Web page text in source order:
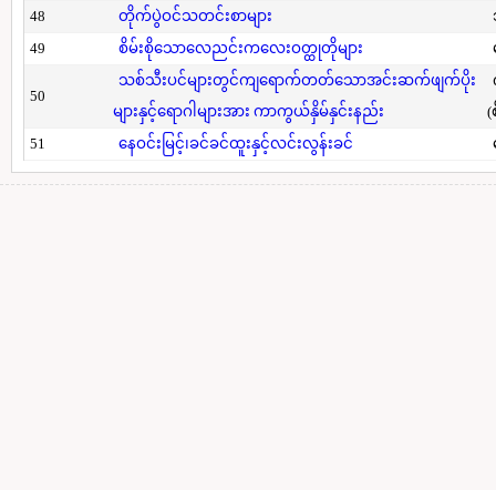
48 တိုက်ပွဲဝင်သတင်းစာများ
49
စိမ်းစိုသောလေညင်းကလေးဝတ္ထုတိုများ
50
သစ်သီးပင်များတွင်ကျရောက်တတ်သောအင်းဆက်ဖျက်ပိုး
များနှင့်ရောဂါများအား ကာကွယ်နှိမ်နှင်းနည်း
(
51
နေဝင်းမြင့်၊ခင်ခင်ထူးနှင့်လင်းလွန်းခင်